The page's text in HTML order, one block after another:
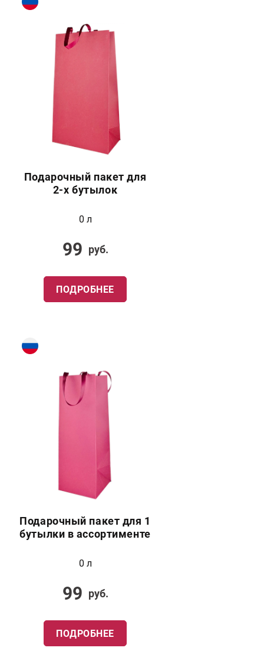
Подарочный пакет для
2-х бутылок
0 л
99 руб.
ПОДРОБНЕЕ
Подарочный пакет для 1
бутылки в ассортименте
0 л
99 руб.
ПОДРОБНЕЕ